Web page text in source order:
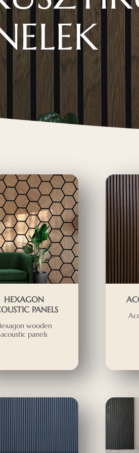
HEXAGON
PANELS
wooden
acoustic panels